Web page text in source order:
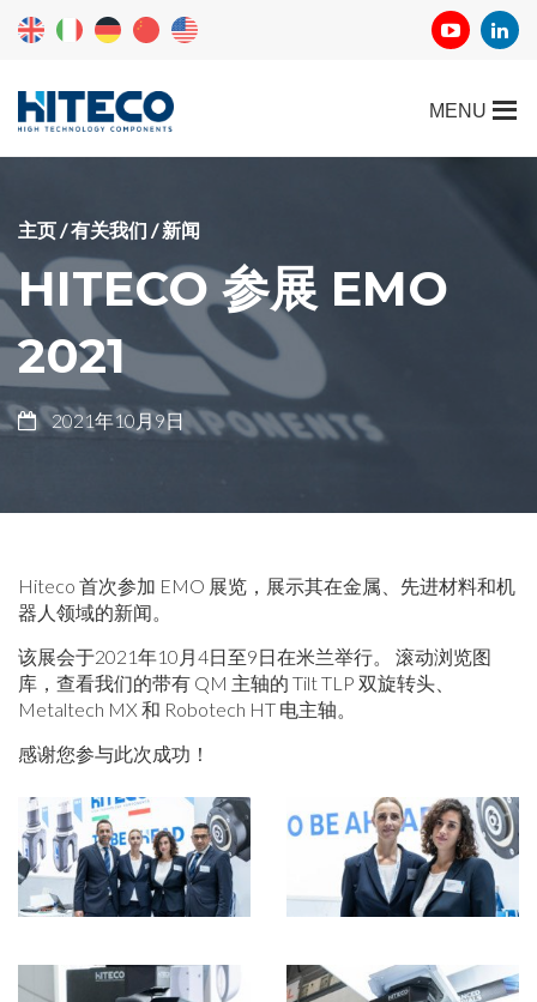
主页/有关我们 /新闻
HITECO 参展 EMO
2021
2021年10月9日
Hiteco 首次参加 EMO 展览，展示其在金属、先进材料和机
器人领域的新闻。
该展会于2021年10月4日至9日在米兰举行。 滚动浏览图
库，查看我们的带有 QM 主轴的 Tilt TLP 双旋转头、
Metaltech MX 和 Robotech HT 电主轴。
感谢您参与此次成功！